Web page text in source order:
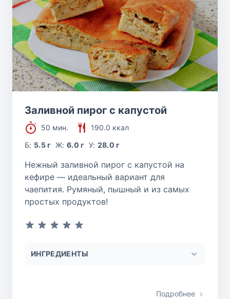
Заливной пирог с капустой
50 мин.
190.0 ккал
Б: 5.5 г Ж: 6.0 г У: 28.0 г
Нежный заливной пирог с капустой на
кефире — идеальный вариант для
чаепития. Румяный, пышный и из самых
простых продуктов!
ИНГРЕДИЕНТЫ
Подробнее